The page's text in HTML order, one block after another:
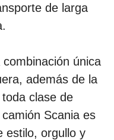
de larga
única
además de la
clase de
Scania es
estilo, orgullo y